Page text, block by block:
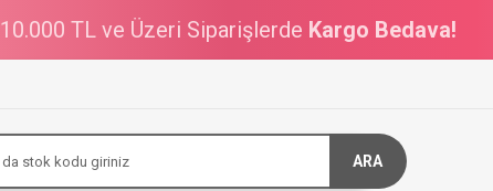
10.000 TL ve Üzeri Siparişlerde Kargo Bedava!
ARA